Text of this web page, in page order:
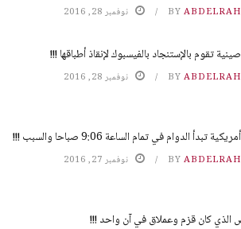
BY نوفمبر 28, 2016
تقوم بالإستنجاد بالفيسبوك لإنقاذ أطباقها !!!
BY نوفمبر 28, 2016
تبدأ الدوام في تمام الساعة 9:06 صباحا والسبب !!!
BY نوفمبر 27, 2016
الذي كان قزم وعملاق في آن واحد !!!